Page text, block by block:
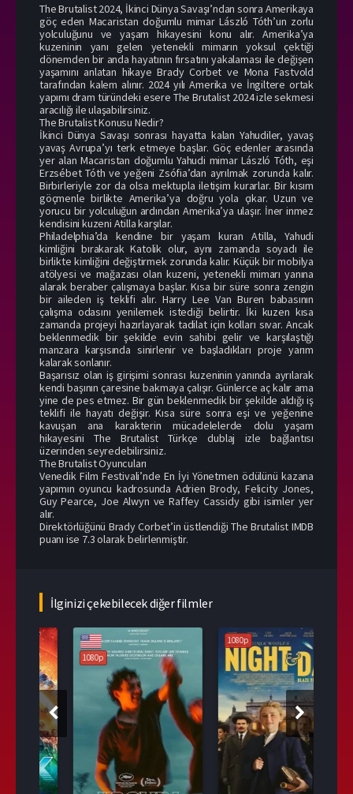
The Brutalist 2024, İkinci Dünya Savaşı’ndan sonra Amerikaya
göç eden Macaristan doğumlu mimar László Tóth’un zorlu
yolculuğunu ve yaşam hikayesini konu alır. Amerika’ya
kuzeninin yanı gelen yetenekli mimarın yoksul çektiği
dönemden bir anda hayatının fırsatını yakalaması ile değişen
yaşamını anlatan hikaye Brady Corbet ve Mona Fastvold
tarafından kalem alınır. 2024 yılı Amerika ve İngiltere ortak
yapımı dram türündeki esere The Brutalist 2024 izle sekmesi
aracılığı ile ulaşabilirsiniz.
The Brutalist Konusu Nedir?
İkinci Dünya Savaşı sonrası hayatta kalan Yahudiler, yavaş
yavaş Avrupa’yı terk etmeye başlar. Göç edenler arasında
yer alan Macaristan doğumlu Yahudi mimar László Tóth, eşi
Erzsébet Tóth ve yeğeni Zsófia’dan ayrılmak zorunda kalır.
Birbirleriyle zor da olsa mektupla iletişim kurarlar. Bir kısım
göçmenle birlikte Amerika’ya doğru yola çıkar. Uzun ve
yorucu bir yolculuğun ardından Amerika’ya ulaşır. İner inmez
kendisini kuzeni Atilla karşılar.
Philadelphia’da kendine bir yaşam kuran Atilla, Yahudi
kimliğini bırakarak Katolik olur, aynı zamanda soyadı ile
birlikte kimliğini değiştirmek zorunda kalır. Küçük bir mobilya
atölyesi ve mağazası olan kuzeni, yetenekli mimarı yanına
alarak beraber çalışmaya başlar. Kısa bir süre sonra zengin
bir aileden iş teklifi alır. Harry Lee Van Buren babasının
çalışma odasını yenilemek istediği belirtir. İki kuzen kısa
zamanda projeyi hazırlayarak tadilat için kolları sıvar. Ancak
beklenmedik bir şekilde evin sahibi gelir ve karşılaştığı
manzara karşısında sinirlenir ve başladıkları proje yarım
kalarak sonlanır.
Başarısız olan iş girişimi sonrası kuzeninin yanında ayrılarak
kendi başının çaresine bakmaya çalışır. Günlerce aç kalır ama
yine de pes etmez. Bir gün beklenmedik bir şekilde aldığı iş
teklifi ile hayatı değişir. Kısa süre sonra eşi ve yeğenine
kavuşan ana karakterin mücadelelerde dolu yaşam
hikayesini The Brutalist Türkçe dublaj izle bağlantısı
üzerinden seyredebilirsiniz.
The Brutalist Oyuncuları
Venedik Film Festivali’nde En İyi Yönetmen ödülünü kazana
yapımın oyuncu kadrosunda Adrien Brody, Felicity Jones,
Guy Pearce, Joe Alwyn ve Raffey Cassidy gibi isimler yer
alır.
Direktörlüğünü Brady Corbet’in üstlendiği The Brutalist IMDB
puanı ise 7.3 olarak belirlenmiştir.
İlginizi çekebilecek diğer filmler
1080p